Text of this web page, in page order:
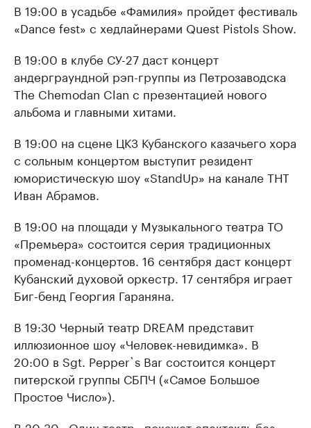
В 19:00 в усадьбе «Фамилия» пройдет фестиваль
«Dance fest» с хедлайнерами Quest Pistols Show.
В 19:00 в клубе СУ-27 даст концерт
андерграундной рэп-группы из Петрозаводска
The Chemodan Clan с презентацией нового
альбома и главными хитами.
В 19:00 на сцене ЦКЗ Кубанского казачьего хора
с сольным концертом выступит резидент
юмористическую шоу «StandUp» на канале ТНТ
Иван Абрамов.
В 19:00 на площади у Музыкального театра ТО
«Премьера» состоится серия традиционных
променад-концертов. 16 сентября даст концерт
Кубанский духовой оркестр. 17 сентября играет
Биг-бенд Георгия Гараняна.
В 19:30 Черный театр DREAM представит
иллюзионное шоу «Человек-невидимка». В
20:00 в Sgt. Pepper`s Bar состоится концерт
питерской группы СБПЧ («Самое Большое
Простое Число»).